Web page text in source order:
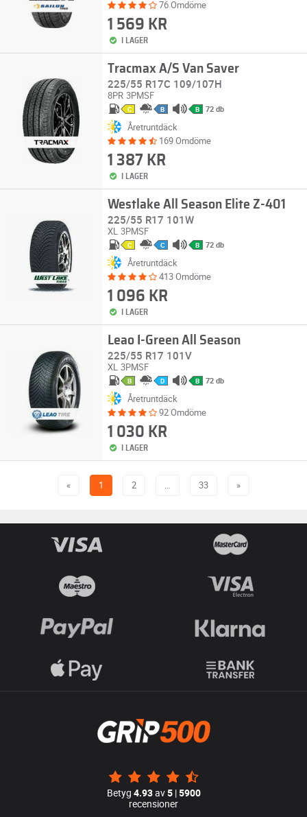
76 Omdöme
1 569 KR
I LAGER
Tracmax A/S Van Saver
225/55 R17C 109/107H
8PR 3PMSF
C B B 72 db
Åretruntdäck
169 Omdöme
1 387 KR
I LAGER
Westlake All Season Elite Z-401
225/55 R17 101W
XL 3PMSF
C C B 72 db
Åretruntdäck
413 Omdöme
1 096 KR
I LAGER
Leao I-Green All Season
225/55 R17 101V
XL 3PMSF
B D B 72 db
Åretruntdäck
92 Omdöme
1 030 KR
I LAGER
« 1 2 … 33 »
Betyg 4.93av5|5900
recensioner